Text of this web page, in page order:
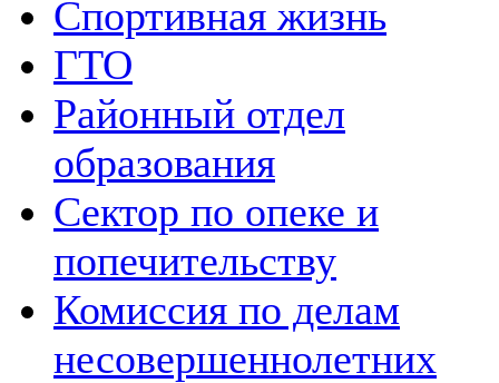
Спортивная жизнь
ГТО
Районный отдел
образования
Сектор по опеке и
попечительству
Комиссия по делам
несовершеннолетних